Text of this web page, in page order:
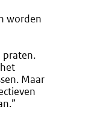
worden
praten.
Maar